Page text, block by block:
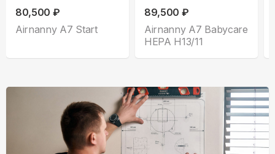
80,500 ₽
Airnanny A7 Start
89,500 ₽
Airnanny A7 Babycare
HEPA H13/11